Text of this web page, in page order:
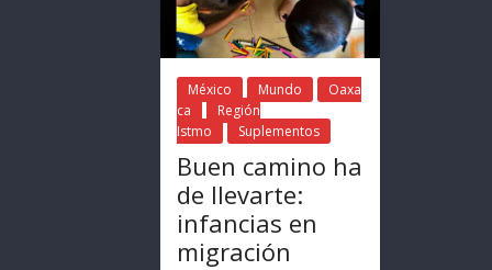
México Mundo
Oaxa
ca
Región
Istmo
Suplementos
Buen camino ha
de llevarte:
infancias en
migración